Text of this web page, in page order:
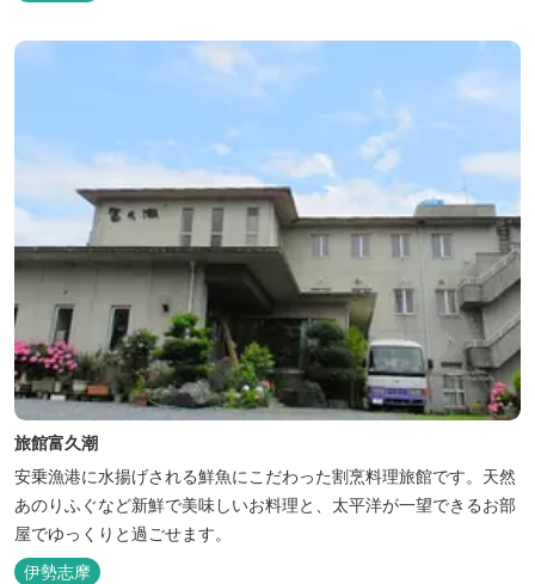
旅館富久潮
安乗漁港に水揚げされる鮮魚にこだわった割烹料理旅館です。天然
あのりふぐなど新鮮で美味しいお料理と、太平洋が一望できるお部
屋でゆっくりと過ごせます。
伊勢志摩